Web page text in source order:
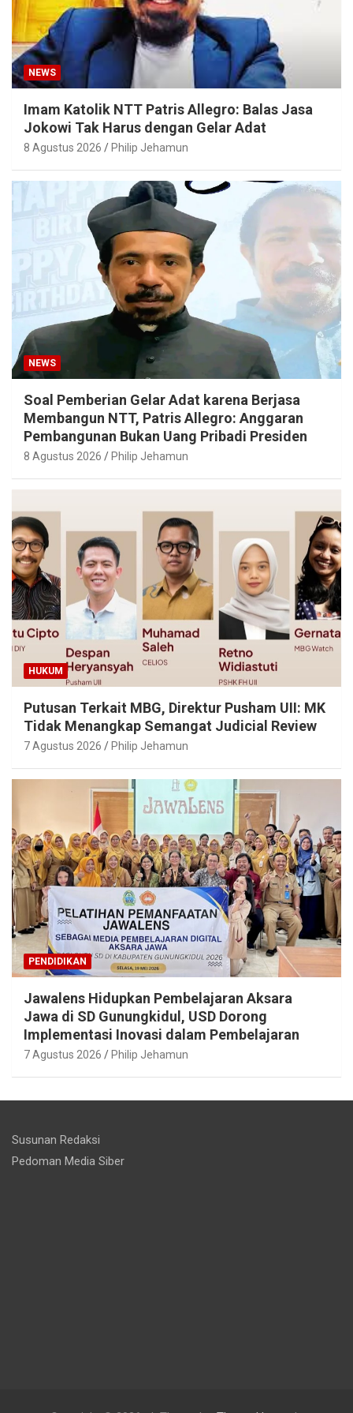
NEWS
Imam Katolik NTT Patris Allegro: Balas Jasa
Jokowi Tak Harus dengan Gelar Adat
8 Agustus 2026 Philip Jehamun
NEWS
Soal Pemberian Gelar Adat karena Berjasa
Membangun NTT, Patris Allegro: Anggaran
Pembangunan Bukan Uang Pribadi Presiden
8 Agustus 2026 Philip Jehamun
HUKUM
Putusan Terkait MBG, Direktur Pusham UII: MK
Tidak Menangkap Semangat Judicial Review
7 Agustus 2026 Philip Jehamun
PENDIDIKAN
Jawalens Hidupkan Pembelajaran Aksara
Jawa di SD Gunungkidul, USD Dorong
Implementasi Inovasi dalam Pembelajaran
7 Agustus 2026 Philip Jehamun
Susunan Redaksi
Pedoman Media Siber